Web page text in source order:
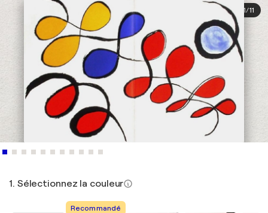
1/11
1. Sélectionnez la couleur
Recommandé